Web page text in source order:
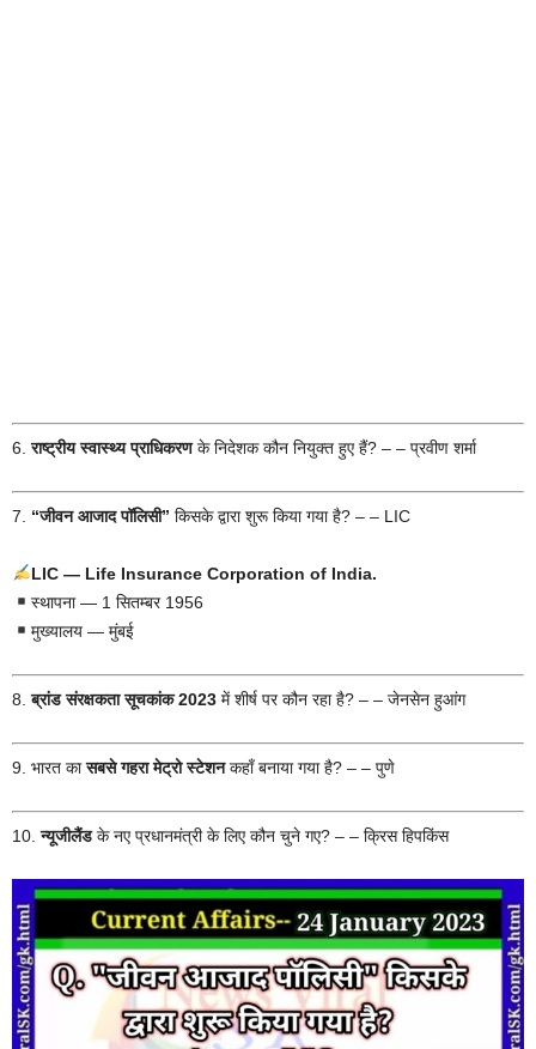
6.राष्ट्रीय स्वास्थ्य प्राधिकरणके निदेशक कौन नियुक्त हुए हैं? – – प्रवीण शर्मा
7. “जीवन आजाद पॉलिसी” किसके द्वारा शुरू किया गया है? – – LIC
LIC — Life Insurance Corporation of India.
स्थापना — 1 सितम्बर 1956
मुख्यालय — मुंबई
8.ब्रांड संरक्षकता सूचकांक 2023 में शीर्ष पर कौन रहा है? – – जेनसेन हुआंग
9. भारत कासबसे गहरा मेट्रो स्टेशनकहाँ बनाया गया है? – – पुणे
10.न्यूजीलैंडके नए प्रधानमंत्री के लिए कौन चुने गए? – – क्रिस हिपकिंस